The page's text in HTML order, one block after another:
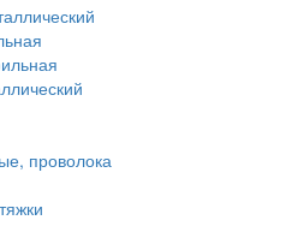
проволока